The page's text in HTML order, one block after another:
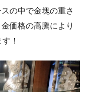
の中で金塊の重さ
価格の高騰により
！